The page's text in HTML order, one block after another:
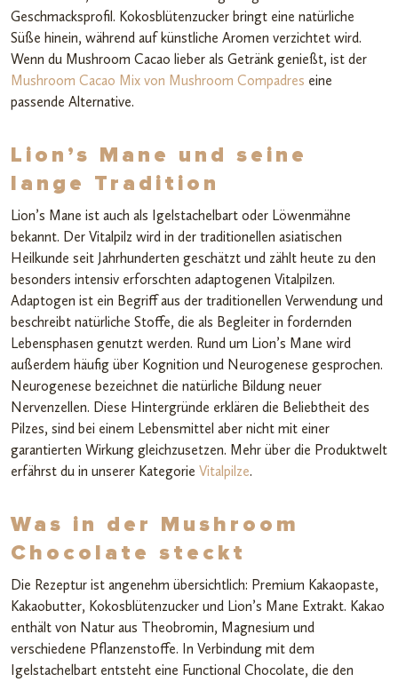
Geschmacksprofil. Kokosblütenzucker bringt eine natürliche
Süße hinein, während auf künstliche Aromen verzichtet wird.
Wenn du Mushroom Cacao lieber als Getränk genießt, ist der
Mushroom Cacao Mix von Mushroom Compadres eine
passende Alternative.
Lion’s Mane und seine
lange Tradition
Lion’s Mane ist auch als Igelstachelbart oder Löwenmähne
bekannt. Der Vitalpilz wird in der traditionellen asiatischen
Heilkunde seit Jahrhunderten geschätzt und zählt heute zu den
besonders intensiv erforschten adaptogenen Vitalpilzen.
Adaptogen ist ein Begriff aus der traditionellen Verwendung und
beschreibt natürliche Stoffe, die als Begleiter in fordernden
Lebensphasen genutzt werden. Rund um Lion’s Mane wird
außerdem häufig über Kognition und Neurogenese gesprochen.
Neurogenese bezeichnet die natürliche Bildung neuer
Nervenzellen. Diese Hintergründe erklären die Beliebtheit des
Pilzes, sind bei einem Lebensmittel aber nicht mit einer
garantierten Wirkung gleichzusetzen. Mehr über die Produktwelt
erfährst du in unserer Kategorie Vitalpilze.
Was in der Mushroom
Chocolate steckt
Die Rezeptur ist angenehm übersichtlich: Premium Kakaopaste,
Kakaobutter, Kokosblütenzucker und Lion’s Mane Extrakt. Kakao
enthält von Natur aus Theobromin, Magnesium und
verschiedene Pflanzenstoffe. In Verbindung mit dem
Igelstachelbart entsteht eine Functional Chocolate, die den